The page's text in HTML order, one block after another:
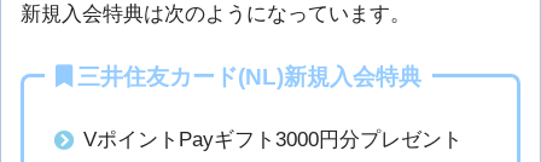
新規入会特典は次のようになっています。
三井住友カード(NL)新規入会特典
VポイントPayギフト3000円分プレゼント